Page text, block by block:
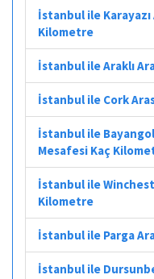
İstanbul ile Karayazı
Kilometre
İstanbul ile Araklı
İstanbul ile Cork
İstanbul ile
Mesafesi Kaç
İstanbul ile
Kilometre
İstanbul ile Parga
İstanbul ile